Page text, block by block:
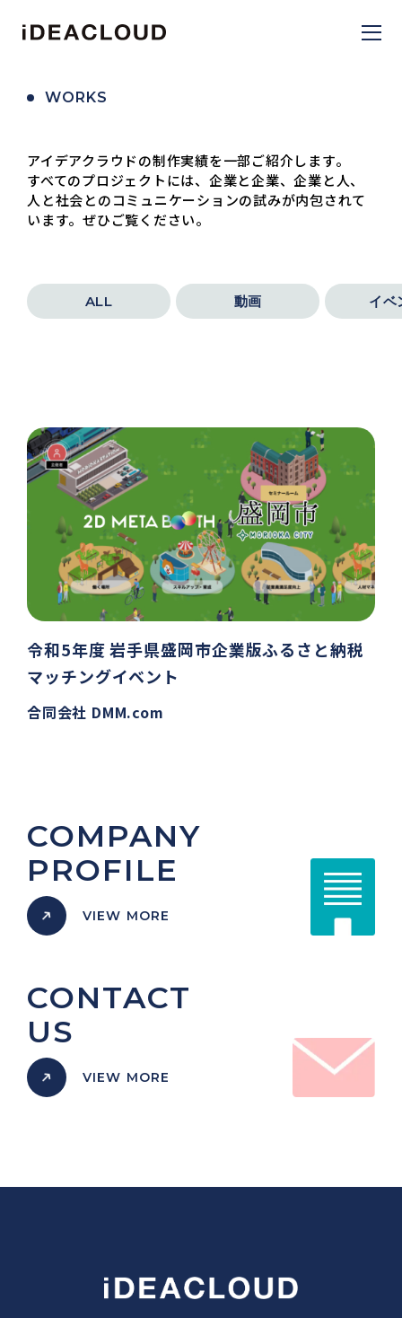
WORKS
アイデアクラウドの制作実績を一部ご紹介します。
すべてのプロジェクトには、企業と企業、企業と人、
人と社会とのコミュニケーションの試みが内包されて
います。 ぜひご覧ください。
ALL 動画 イベ
令和5年度 岩手県盛岡市企業版ふるさと納税
マッチングイベント
合同会社 DMM.com
COMPANY
PROFILE
VIEW MORE
CONTACT
US
VIEW MORE